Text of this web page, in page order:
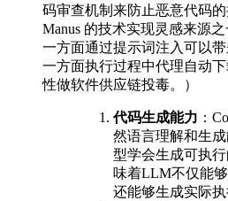
码审查机制来防止恶意代码
Manus 的技术实现灵感来源
一方面通过提示词注入可以
一方面执行过程中代理自动
性做软件供应链投毒。）
代码生成能力 ：
然语言理解和生
型学会生成可执
味着LLM不仅能
还能够生成实际执